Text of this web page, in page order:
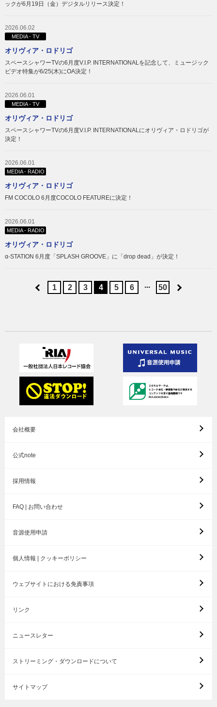
ックが6月19日（金）デジタルリリース決定！
2026.06.02
MEDIA - TV
オリヴィア・ロドリゴ
スペースシャワーTVの6月度V.I.P. INTERNATIONALを記念して、ミュージック
ビデオ特集が6/25(木)にOA決定！
2026.06.01
MEDIA - TV
オリヴィア・ロドリゴ
スペースシャワーTVの6月度V.I.P. INTERNATIONALにオリヴィア・ロドリゴが
決定！
2026.06.01
MEDIA - RADIO
オリヴィア・ロドリゴ
FM COCOLO 6月度COCOLO FEATUREに決定！
2026.06.01
MEDIA - RADIO
オリヴィア・ロドリゴ
α‐STATION 6月度「SPLASH GROOVE」に「drop dead」が決定！
1 2 3 4 5 6 ... 50
会社概要
公式note
採用情報
FAQ | お問い合わせ
音源使用申請
個人情報 | クッキーポリシー
ウェブサイトにおける免責事項
リンク
ニュースレター
ストリーミング・ダウンロードについて
サイトマップ